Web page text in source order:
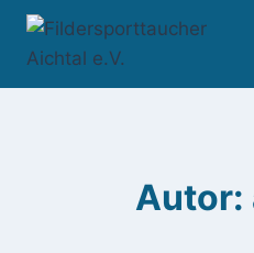
Zum
Autor: